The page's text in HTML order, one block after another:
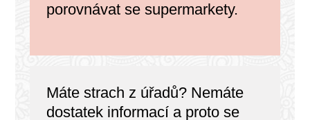
porovnávat se supermarkety.
Máte strach z úřadů? Nemáte
dostatek informací a proto se